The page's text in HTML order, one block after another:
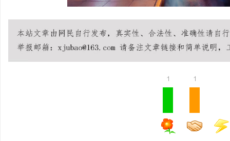
1 1